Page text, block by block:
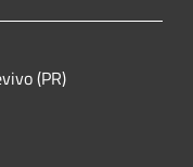
(PR)